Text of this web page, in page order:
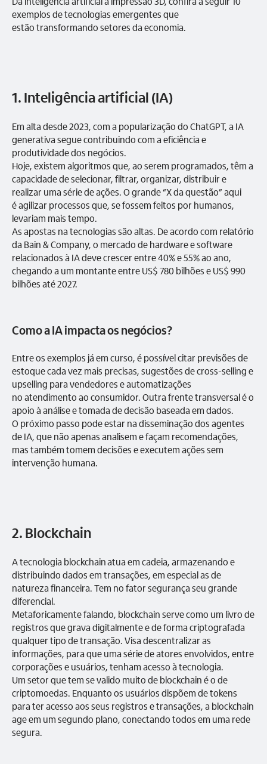
exemplos de tecnologias emergentes que
estão transformando setores da economia.
1. Inteligência artificial (IA)
Em alta desde 2023, com a popularização do ChatGPT, a IA
generativa segue contribuindo com a eficiência e
produtividade dos negócios.
Hoje, existem algoritmos que, ao serem programados, têm a
capacidade de selecionar, filtrar, organizar, distribuir e
realizar uma série de ações. O grande “X da questão” aqui
é agilizar processos que, se fossem feitos por humanos,
levariam mais tempo.
As apostas na tecnologias são altas. De acordo com relatório
da Bain & Company, o mercado de hardware e software
relacionados à IA deve crescer entre 40% e 55% ao ano,
chegando a um montante entre US$ 780 bilhões e US$ 990
bilhões até 2027.
Como a IA impacta os negócios?
Entre os exemplos já em curso, é possível citar previsões de
estoque cada vez mais precisas, sugestões de cross-selling e
upselling para vendedores e automatizações
no atendimento ao consumidor. Outra frente transversal é o
apoio à análise e tomada de decisão baseada em dados.
O próximo passo pode estar na disseminação dos agentes
de IA, que não apenas analisem e façam recomendações,
mas também tomem decisões e executem ações sem
intervenção humana.
2. Blockchain
A tecnologia blockchain atua em cadeia, armazenando e
distribuindo dados em transações, em especial as de
natureza financeira. Tem no fator segurança seu grande
diferencial.
Metaforicamente falando, blockchain serve como um livro de
registros que grava digitalmente e de forma criptografada
qualquer tipo de transação. Visa descentralizar as
informações, para que uma série de atores envolvidos, entre
corporações e usuários, tenham acesso à tecnologia.
Um setor que tem se valido muito de blockchain é o de
criptomoedas. Enquanto os usuários dispõem de tokens
para ter acesso aos seus registros e transações, a blockchain
age em um segundo plano, conectando todos em uma rede
segura.